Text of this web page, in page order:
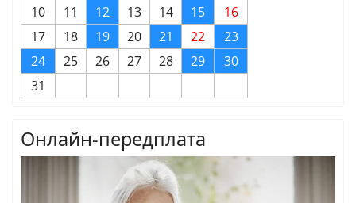
10
11 12 13 14 15
16
17
18 19 20 21 22
23
24
25 26 27 28 29
30
31
Онлайн-передплата